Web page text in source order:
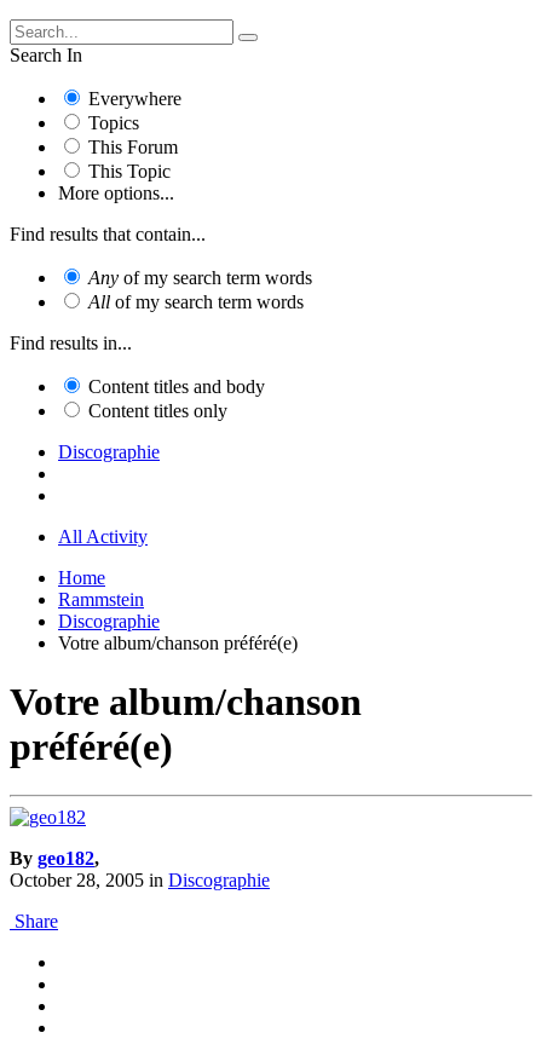
Search In
Everywhere
Topics
This Forum
This Topic
More options...
Find results that contain...
Any of my search term words
All of my search term words
Find results in...
Content titles and body
Content titles only
Discographie
All Activity
Home
Rammstein
Discographie
Votre album/chanson préféré(e)
Votre album/chanson
préféré(e)
By geo182,
October 28, 2005 in Discographie
Share